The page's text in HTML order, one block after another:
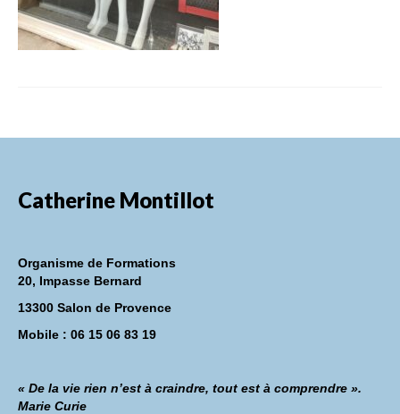
REALISATIONS
Catherine Montillot
Organisme de Formations
20, Impasse Bernard
13300 Salon de Provence
Mobile : 06 15 06 83 19
« De la vie rien n’est à craindre, tout est à comprendre ».
Marie Curie